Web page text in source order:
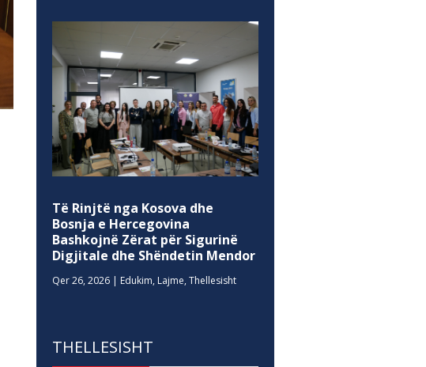
Të Rinjtë nga Kosova dhe
Bosnja e Hercegovina
Bashkojnë Zërat për Sigurinë
Digjitale dhe Shëndetin Mendor
Qer 26, 2026 | Edukim, Lajme,Thellesisht
THELLESISHT